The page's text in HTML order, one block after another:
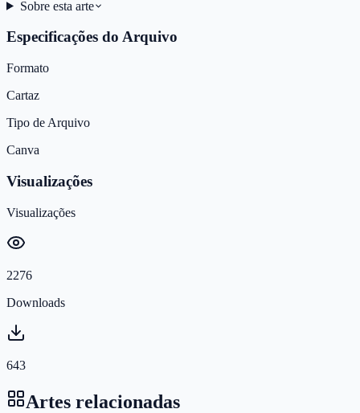
Sobre esta arte
Especificações do Arquivo
Formato
Cartaz
Tipo de Arquivo
Canva
Visualizações
Visualizações
2276
Downloads
643
Artes relacionadas